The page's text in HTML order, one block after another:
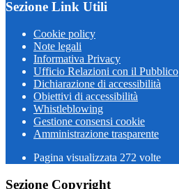
Sezione Link Utili
Cookie policy
Note legali
Informativa Privacy
Ufficio Relazioni con il Pubblico
Dichiarazione di accessibilità
Obiettivi di accessibilità
Whistleblowing
Gestione consensi cookie
Amministrazione trasparente
Pagina visualizzata 272 volte
Sezione Copyright